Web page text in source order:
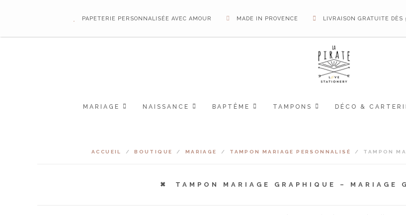
PAPETERIE PERSONNALISÉE AVEC AMOUR MADE IN PROVENCE LIVRAISON GRATUITE DÈS
MARIAGE NAISSANCE BAPTÊME TAMPONS DÉCO &
ACCUEIL / BOUTIQUE / MARIAGE / TAMPON MARIAGE PERSONNALISÉ / TAMPON
TAMPON MARIAGE GRAPHIQUE – MARIAGE